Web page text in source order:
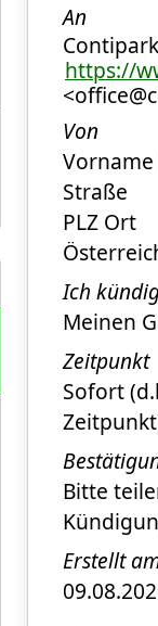
An
Contipark
https://
Von
Straße
PLZ Ort
Ich
Meinen
Zeitpunkt
Sofort
Bitte
Erstellt